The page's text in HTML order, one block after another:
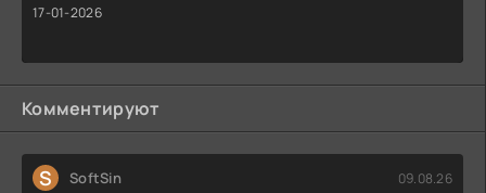
17-01-2026
Комментируют
S SoftSin 09.08.26